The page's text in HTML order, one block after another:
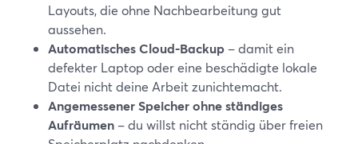
Layouts, die ohne Nachbearbeitung gut
aussehen.
Automatisches Cloud-Backup – damit ein
defekter Laptop oder eine beschädigte lokale
Datei nicht deine Arbeit zunichtemacht.
Angemessener Speicher ohne ständiges
Aufräumen – du willst nicht ständig über freien